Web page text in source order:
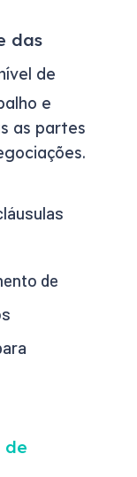
das
de
e
as partes
de
de